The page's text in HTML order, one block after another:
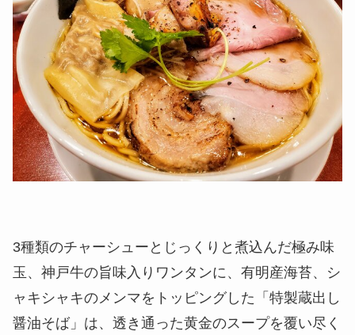
3種類のチャーシューとじっくりと煮込んだ極み味
玉、神戸牛の旨味入りワンタンに、有明産海苔、シ
ャキシャキのメンマをトッピングした「特製蔵出し
醤油そば」は、透き通った黄金のスープを覆い尽く